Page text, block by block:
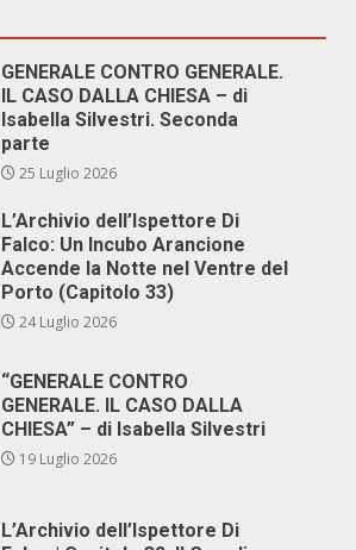
GENERALE CONTRO GENERALE.
IL CASO DALLA CHIESA – di
Isabella Silvestri. Seconda
parte
25 Luglio 2026
L’Archivio dell’Ispettore Di
Falco: Un Incubo Arancione
Accende la Notte nel Ventre del
Porto (Capitolo 33)
24 Luglio 2026
“GENERALE CONTRO
GENERALE. IL CASO DALLA
CHIESA” – di Isabella Silvestri
19 Luglio 2026
L’Archivio dell’Ispettore Di